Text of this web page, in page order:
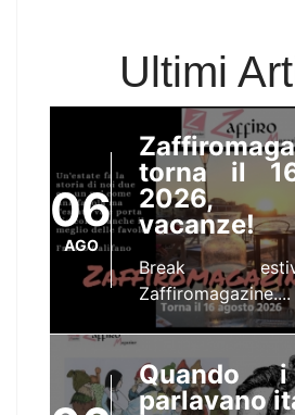
Ultimi
06
AGO
torna il
2026,
vacanze!
Break
Zaffiromagazine....
Quando
parlavano